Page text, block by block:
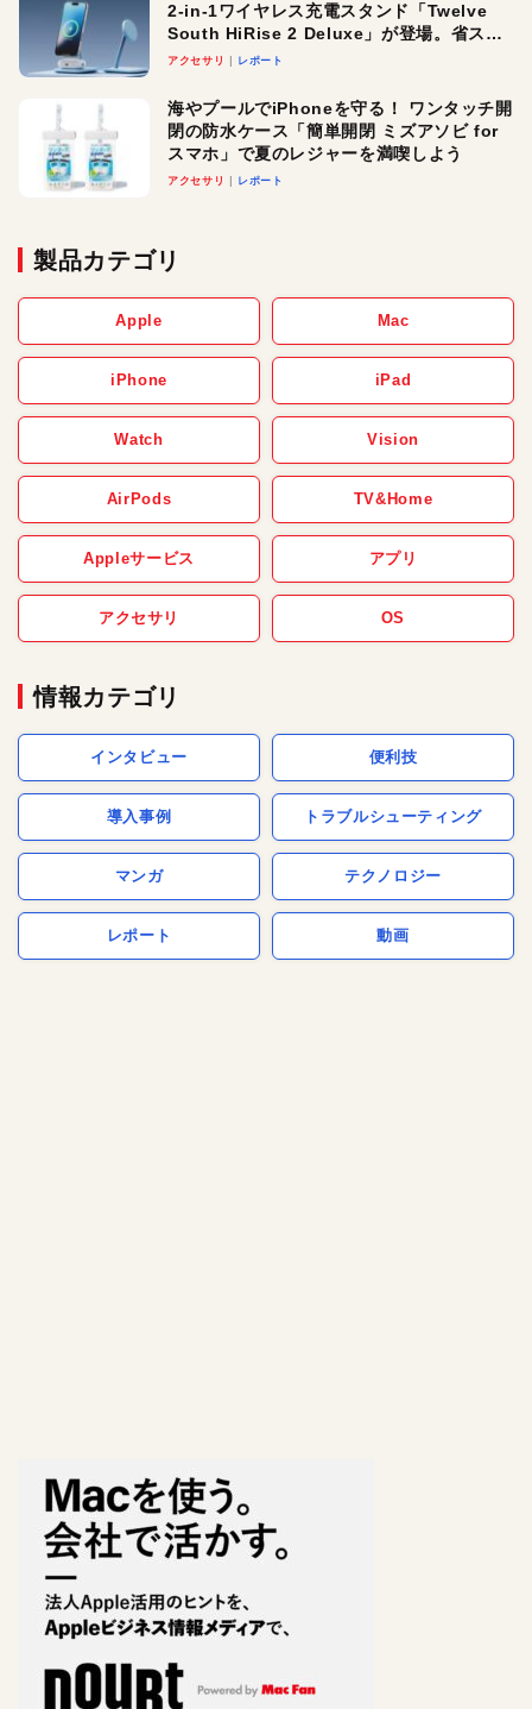
2-in-1ワイヤレス充電スタンド「Twelve
South HiRise 2 Deluxe」が登場。省スペ
ースでおしゃれに充電したい人にオスス
アクセサリ レポート
海やプールでiPhoneを守る！ ワンタッチ開
閉の防水ケース「簡単開閉 ミズアソビ for
スマホ」で夏のレジャーを満喫しよう
アクセサリ レポート
製品カテゴリ
Apple Mac
iPhone iPad
Watch Vision
AirPods TV&Home
Appleサービス アプリ
アクセサリ OS
情報カテゴリ
インタビュー 便利技
導入事例 トラブルシューティング
マンガ テクノロジー
レポート 動画